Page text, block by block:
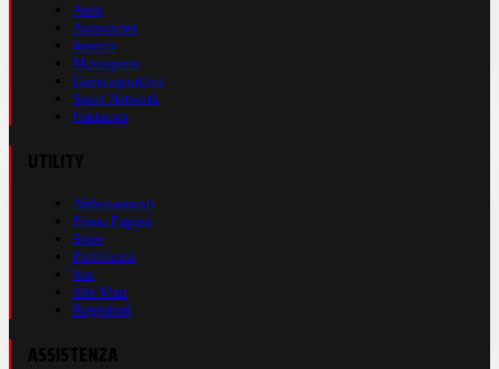
Auto
Autosprint
Inmoto
Motosprint
Guerinsportivo
Sport Network
Fantacup
Abbonamenti
Prima Pagina
Store
Pubblicità
Rss
Site Map
Registrati